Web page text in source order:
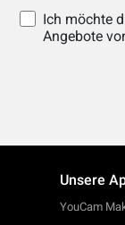
Ich möchte
Angebote
Unsere
YouCam